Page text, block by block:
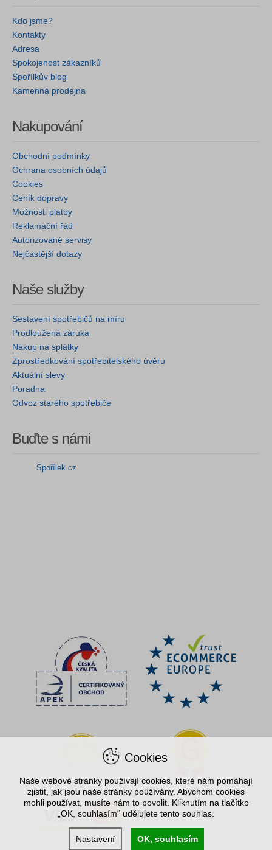
Kdo jsme?
Kontakty
Adresa
Spokojenost zákazníků
Spořílkův blog
Kamenná prodejna
Nakupování
Obchodní podmínky
Ochrana osobních údajů
Cookies
Ceník dopravy
Možnosti platby
Reklamační řád
Autorizované servisy
Nejčastější dotazy
Naše služby
Sestavení spotřebičů na míru
Prodloužená záruka
Nákup na splátky
Zprostředkování spotřebitelského úvěru
Aktuální slevy
Poradna
Odvoz starého spotřebiče
Buďte s námi
Spořílek.cz
Cookies
Naše webové stránky používají cookies, které nám pomáhají
zjistit, jak jsou naše stránky používány. Abychom cookies
mohli používat, musíte nám to povolit. Kliknutím na tlačítko
„OK, souhlasím“ udělujete tento souhlas.
Nastavení OK, souhlasím